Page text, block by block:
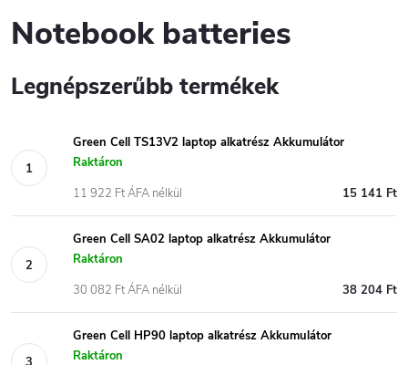
Notebook batteries
Legnépszerűbb termékek
Green Cell TS13V2 laptop alkatrész Akkumulátor
Raktáron
15 141 Ft
11 922 Ft ÁFA nélkül
Green Cell SA02 laptop alkatrész Akkumulátor
Raktáron
38 204 Ft
30 082 Ft ÁFA nélkül
Green Cell HP90 laptop alkatrész Akkumulátor
Raktáron